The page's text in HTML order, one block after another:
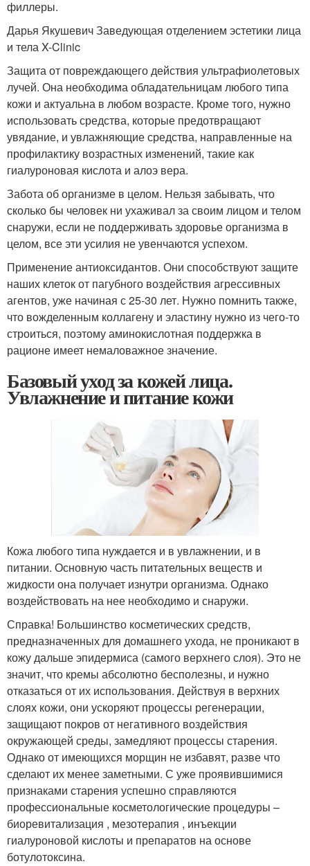
филлеры.
Дарья Якушевич Заведующая отделением эстетики лица
и тела X-Clinic
Защита от повреждающего действия ультрафиолетовых
лучей. Она необходима обладательницам любого типа
кожи и актуальна в любом возрасте. Кроме того, нужно
использовать средства, которые предотвращают
увядание, и увлажняющие средства, направленные на
профилактику возрастных изменений, такие как
гиалуроновая кислота и алоэ вера.
Забота об организме в целом. Нельзя забывать, что
сколько бы человек ни ухаживал за своим лицом и телом
снаружи, если не поддерживать здоровье организма в
целом, все эти усилия не увенчаются успехом.
Применение антиоксидантов. Они способствуют защите
наших клеток от пагубного воздействия агрессивных
агентов, уже начиная с 25-30 лет. Нужно помнить также,
что вожделенным коллагену и эластину нужно из чего-то
строиться, поэтому аминокислотная поддержка в
рационе имеет немаловажное значение.
Базовый уход за кожей лица.
Увлажнение и питание кожи
Кожа любого типа нуждается и в увлажнении, и в
питании. Основную часть питательных веществ и
жидкости она получает изнутри организма. Однако
воздействовать на нее необходимо и снаружи.
Справка! Большинство косметических средств,
предназначенных для домашнего ухода, не проникают в
кожу дальше эпидермиса (самого верхнего слоя). Это не
значит, что кремы абсолютно бесполезны, и нужно
отказаться от их использования. Действуя в верхних
слоях кожи, они ускоряют процессы регенерации,
защищают покров от негативного воздействия
окружающей среды, замедляют процессы старения.
Однако от имеющихся морщин не избавят, разве что
сделают их менее заметными. С уже проявившимися
признаками старения успешно справляются
профессиональные косметологические процедуры –
биоревитализация , мезотерапия , инъекции
гиалуроновой кислоты и препаратов на основе
ботулотоксина.